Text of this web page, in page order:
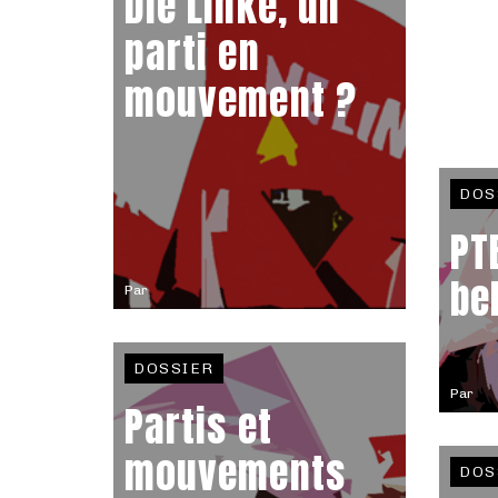
Par
parti en
mouvement ?
Par
DOSSIER
Partis et
mouvements